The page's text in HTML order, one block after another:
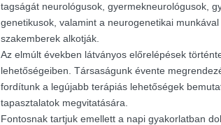
tagságát neurológusok, gyermekneurológusok,
genetikusok, valamint a neurogenetikai
szakemberek alkotják.
Az elmúlt években látványos előrelépések
lehetőségeiben. Társaságunk évente
fordítunk a legújabb terápiás lehetőségek
tapasztalatok megvitatására.
Fontosnak tartjuk emellett a napi gyakorlatban